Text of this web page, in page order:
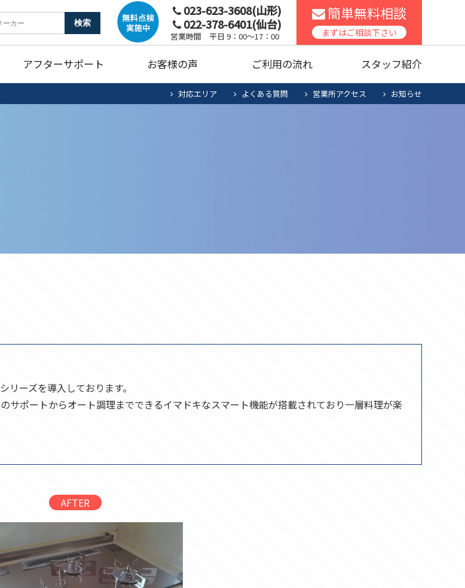
023-623-3608(山形)
022-378-6401(仙台)
営業時間 平日 9：00～17：00
簡単無料相談
まずはご相談下さい
アフターサポート お客様の声 ご利用の流れ スタッフ紹介
対応エリア よくある質問 営業所アクセス お知らせ
ーズを導入しております。
サポートからオート調理までできるイマドキなスマート機能が搭載されており一層料理が楽
AFTER
暖房機器 ガスコンロ 家庭用エアコン
キッチンリフォーム
掃・点検 エアコン清掃・点検 暖房機清掃・点検